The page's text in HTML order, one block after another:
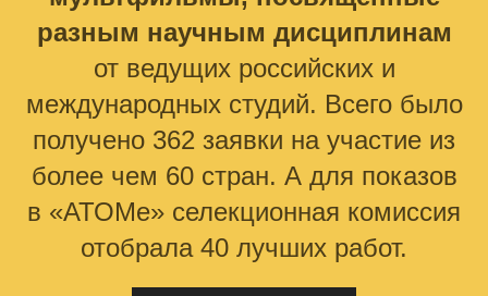
разным научным дисциплинам
от ведущих российских и
международных студий. Всего было
получено 362 заявки на участие из
более чем 60 стран. А для показов
в «АТОМе» селекционная комиссия
отобрала 40 лучших работ.